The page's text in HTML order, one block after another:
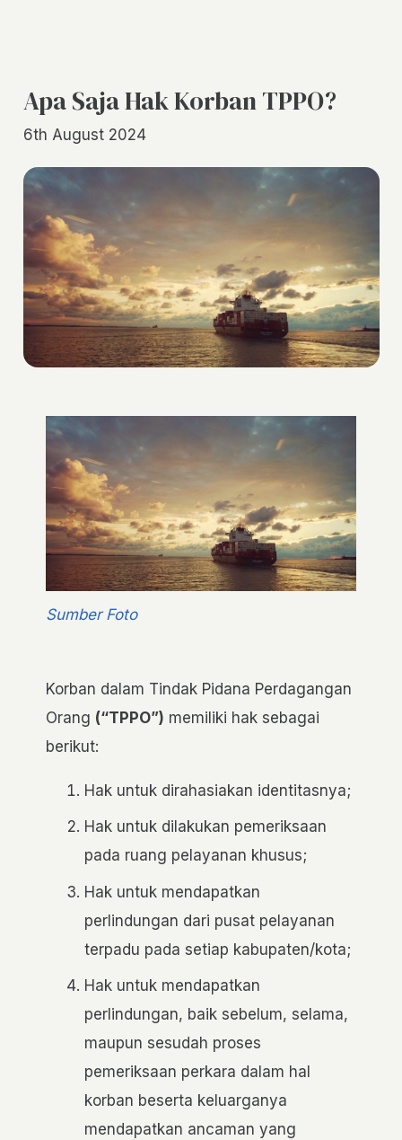
Apa Saja Hak Korban TPPO?
6th August 2024
Sumber Foto
Korban dalam Tindak Pidana Perdagangan
Orang (“TPPO”) memiliki hak sebagai
berikut:
Hak untuk dirahasiakan identitasnya;
Hak untuk dilakukan pemeriksaan
pada ruang pelayanan khusus;
Hak untuk mendapatkan
perlindungan dari pusat pelayanan
terpadu pada setiap kabupaten/kota;
Hak untuk mendapatkan
perlindungan, baik sebelum, selama,
maupun sesudah proses
pemeriksaan perkara dalam hal
korban beserta keluarganya
mendapatkan ancaman yang